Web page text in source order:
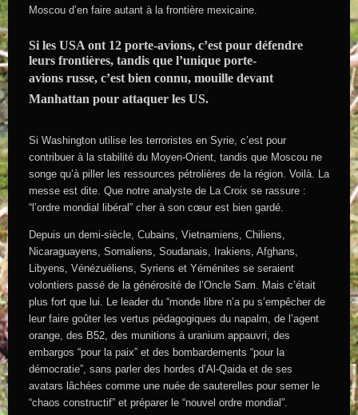
Moscou d’en faire autant à la frontière mexicaine.
Si les USA ont 12 porte-avions, c’est pour défendre
leurs frontières, tandis que l’unique porte-
avions russe, c’est bien connu, mouille devant
Manhattan pour attaquer les US.
Si Washington utilise les terroristes en Syrie, c’est pour
contribuer à la stabilité du Moyen-Orient, tandis que Moscou ne
songe qu’à piller les ressources pétrolières de la région. Voilà. La
messe est dite. Que notre analyste de La Croix se rassure :
“l’ordre mondial libéral” cher à son cœur est bien gardé.
Depuis un demi-siècle, Cubains, Vietnamiens, Chiliens,
Nicaraguayens, Somaliens, Soudanais, Irakiens, Afghans,
Libyens, Vénézuéliens, Syriens et Yéménites se seraient
volontiers passé de la générosité de l’Oncle Sam. Mais c’était
plus fort que lui. Le leader du “monde libre n’a pu s’empêcher de
leur faire goûter les vertus pédagogiques du napalm, de l’agent
orange, des B52, des munitions à uranium appauvri, des
embargos “pour la paix” et des bombardements “pour la
démocratie”, sans parler des hordes d’Al-Qaida et de ses
avatars lâchées comme une nuée de sauterelles pour semer le
“chaos constructif” et préparer le “nouvel ordre mondial”.